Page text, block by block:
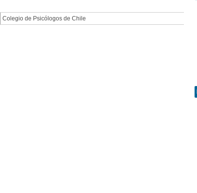
Colegio de Psicólogos de Chile